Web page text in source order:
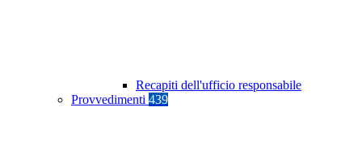
Recapiti dell'ufficio responsabile
Provvedimenti 439